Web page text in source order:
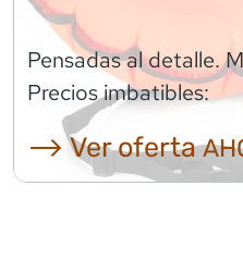
Pensadas al detalle.
Precios imbatibles:
⟶ Ver oferta